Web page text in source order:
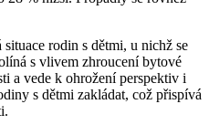
rodin s dětmi, u nichž se
s vlivem zhroucení bytové
a vede k ohrožení perspektiv i
s dětmi zakládat, což přispívá